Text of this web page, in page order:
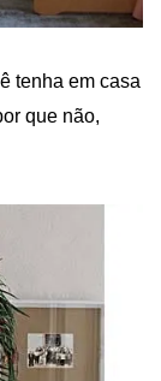
tenha em casa
que não,